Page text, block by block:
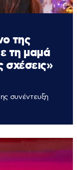
της
τη μαμά
σχέσεις»
συνέντευξη